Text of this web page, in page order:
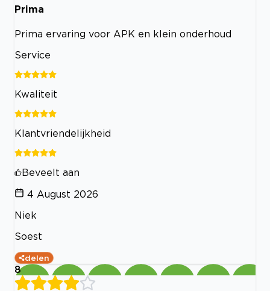
Prima
Prima ervaring voor APK en klein onderhoud
Service
Kwaliteit
Klantvriendelijkheid
Beveelt aan
4 August 2026
Niek
Soest
delen
8